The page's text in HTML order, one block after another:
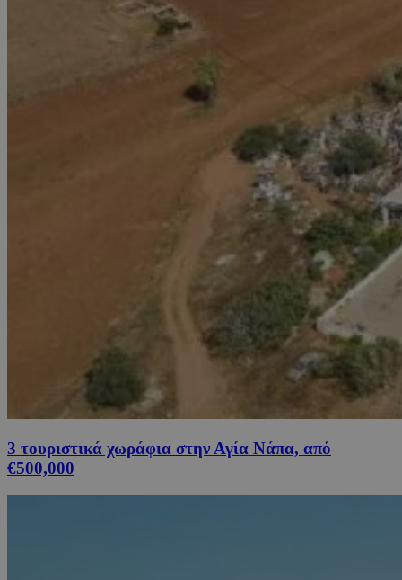
3 τουριστικά χωράφια στην Αγία Νάπα, από
€500,000